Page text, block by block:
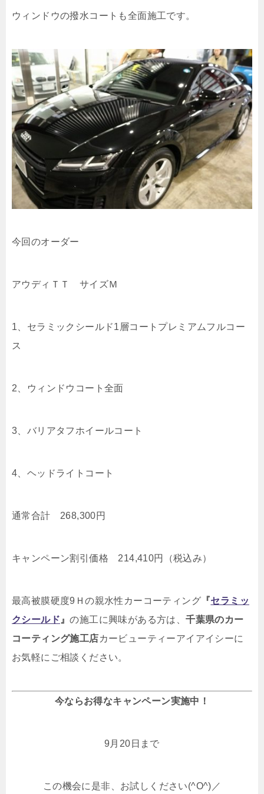
ウィンドウの撥水コートも全面施工です。
今回のオーダー
アウディＴＴ サイズＭ
1、セラミックシールド1層コートプレミアムフルコー
ス
2、ウィンドウコート全面
3、バリアタフホイールコート
4、ヘッドライトコート
通常合計 268,300円
キャンペーン割引価格 214,410円（税込み）
最高被膜硬度9Ｈの親水性カーコーティング 『セラミッ
クシールド 』の施工に興味がある方は、千葉県のカー
コーティング施工店カービューティーアイアイシーに
お気軽にご相談ください。
今ならお得なキャンペーン実施中！
9月20日まで
この機会に是非、お試しください(^O^)／